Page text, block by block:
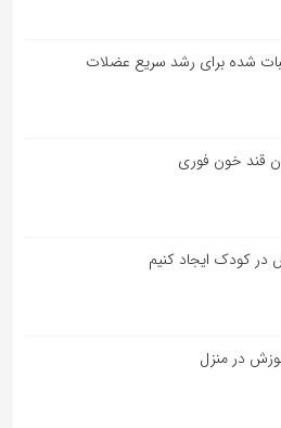
شده برای رشد سریع عضلات
قند خون فوری
کودک ایجاد کنیم
در منزل